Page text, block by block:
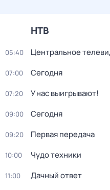
НТВ
05:40 Центральное
07:00 Сегодня
07:20 У нас выигрывают!
09:00 Сегодня
09:20 Первая передача
10:00 Чудо техники
11:00 Дачный ответ